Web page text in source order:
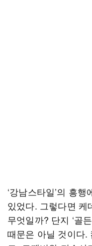
‘강남스타일’의 흥
있었다. 그렇다면 케
무엇일까? 단지 ‘골
때문은 아닐 것이다.